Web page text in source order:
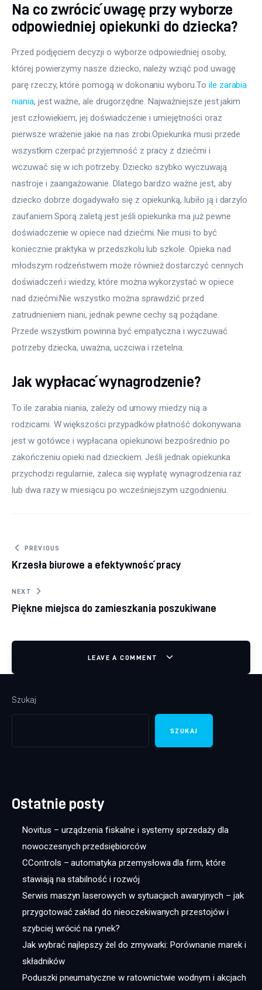
Na co zwrócić uwagę przy wyborze
odpowiedniej opiekunki do dziecka?
Przed podjęciem decyzji o wyborze odpowiedniej osoby,
której powierzymy nasze dziecko, należy wziąć pod uwagę
parę rzeczy, które pomogą w dokonaniu wyboru.To ile zarabia
niania, jest ważne, ale drugorzędne. Najważniejsze jest jakim
jest człowiekiem, jej doświadczenie i umiejętności oraz
pierwsze wrażenie jakie na nas zrobi.Opiekunka musi przede
wszystkim czerpać przyjemność z pracy z dziećmi i
wczuwać się w ich potrzeby. Dziecko szybko wyczuwają
nastroje i zaangażowanie. Dlatego bardzo ważne jest, aby
dziecko dobrze dogadywało się z opiekunką, lubiło ją i darzylo
zaufaniem.Sporą zaletą jest jeśli opiekunka ma już pewne
doświadczenie w opiece nad dziećmi. Nie musi to być
koniecznie praktyka w przedszkolu lub szkole. Opieka nad
młodszym rodzeństwem może również dostarczyć cennych
doświadczeń i wiedzy, które można wykorzystać w opiece
nad dziećmi.Nie wszystko można sprawdzić przed
zatrudnieniem niani, jednak pewne cechy są pożądane.
Przede wszystkim powinna być empatyczna i wyczuwać
potrzeby dziecka, uważna, uczciwa i rzetelna.
Jak wypłacać wynagrodzenie?
To ile zarabia niania, zależy od umowy miedzy nią a
rodzicami. W większości przypadków płatność dokonywana
jest w gotówce i wypłacana opiekunowi bezpośrednio po
zakończeniu opieki nad dzieckiem. Jeśli jednak opiekunka
przychodzi regularnie, zaleca się wypłatę wynagrodzenia raz
lub dwa razy w miesiącu po wcześniejszym uzgodnieniu.
Nawigacja wpisu
PREVIOUS
Krzesła biurowe a efektywność pracy
NEXT
Piękne miejsca do zamieszkania poszukiwane
LEAVE A COMMENT
Szukaj
SZUKAJ
Ostatnie posty
Novitus – urządzenia fiskalne i systemy sprzedaży dla
nowoczesnych przedsiębiorców
CControls – automatyka przemysłowa dla firm, które
stawiają na stabilność i rozwój
Serwis maszyn laserowych w sytuacjach awaryjnych – jak
przygotować zakład do nieoczekiwanych przestojów i
szybciej wrócić na rynek?
Jak wybrać najlepszy żel do zmywarki: Porównanie marek i
składników
Poduszki pneumatyczne w ratownictwie wodnym i akcjach